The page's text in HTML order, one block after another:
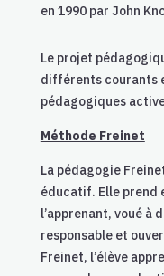
en 1990 par John
Le projet
différents courants
pédagogiques
Méthode Freinet
La pédagogie
éducatif. Elle prend
l’apprenant, voué à
responsable et
Freinet, l’élève